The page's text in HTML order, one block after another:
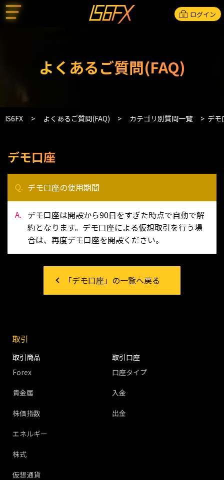
ログイン
よくあるご質問(FAQ)
IS6FX よくあるご質問(FAQ) カテゴリ別質問一覧 デモ
デモ口座
デモ口座の使用期間
デモ口座は開設から90日をすぎた時点で自動で解
約となります。デモ口座による仮想取引を行う場
合は、再度デモ口座を開設ください。
「デモ口座」の一覧へ戻る
取引
取引商品
Forex
貴金属
株価指数
エネルギー
株式
仮想通貨
取引口座
口座タイプ
入金
出金